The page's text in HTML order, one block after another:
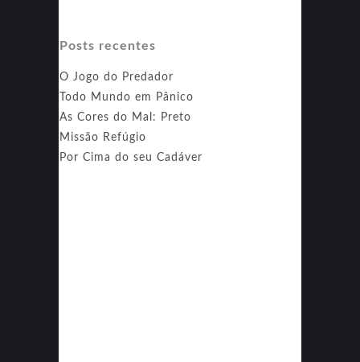
Posts recentes
O Jogo do Predador
Todo Mundo em Pânico
As Cores do Mal: Preto
Missão Refúgio
Por Cima do seu Cadáver